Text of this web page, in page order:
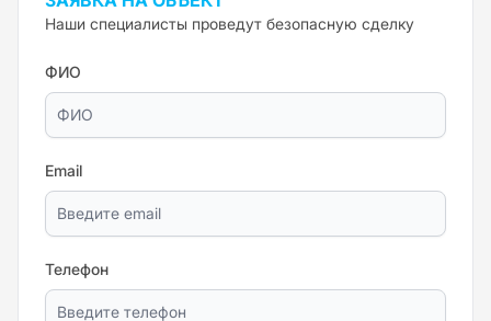
Наши специалисты проведут безопасную сделку
ФИО
Email
Телефон